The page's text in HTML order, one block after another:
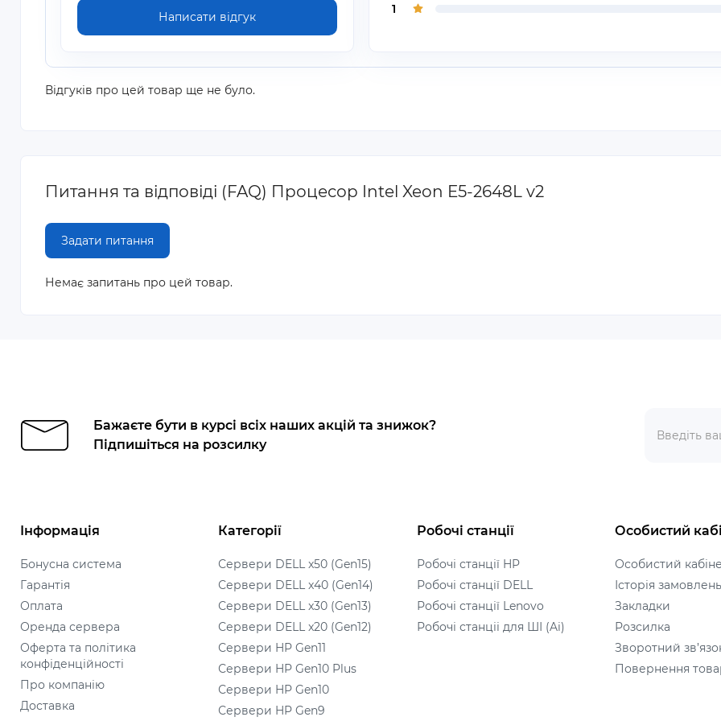
Написати відгук
1
Відгуків про цей товар ще не було.
Питання та відповіді (FAQ) Процесор Intel Xeon E5-2648L v2
Задати питання
Немає запитань про цей товар.
Бажаєте бути в курсі всіх наших акцій та знижок?
Підпишіться на розсилку
Інформація
Бонусна система
Гарантія
Оплата
Оренда сервера
Оферта та політика
конфіденційності
Про компанію
Доставка
Категорії
Сервери DELL x50 (Gen15)
Сервери DELL x40 (Gen14)
Сервери DELL x30 (Gen13)
Сервери DELL x20 (Gen12)
Сервери HP Gen11
Сервери HP Gen10 Plus
Сервери HP Gen10
Сервери HP Gen9
Робочі станції
Робочі станції HP
Робочі станції DELL
Робочі станції Lenovo
Робочі станціі для ШІ (Ai)
Особистий
Особистий
Історія
Закладки
Розсилка
Зворотний
Повернення